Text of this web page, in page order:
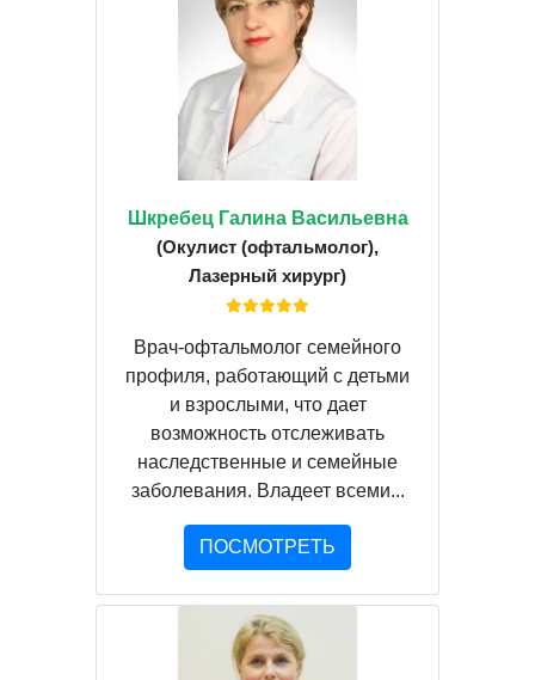
Шкребец Галина Васильевна
(Окулист (офтальмолог),
Лазерный хирург)
Врач-офтальмолог семейного
профиля, работающий с детьми
и взрослыми, что дает
возможность отслеживать
наследственные и семейные
заболевания. Владеет всеми...
ПОСМОТРЕТЬ